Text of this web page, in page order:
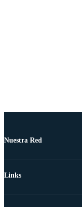
Nuestra Red
Links